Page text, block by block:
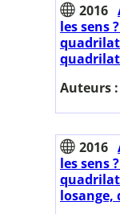
2016
les sens
Auteurs :
2016
les sens
losange,